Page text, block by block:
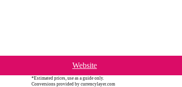
Website
*Estimated prices, use as a guide only.
Conversions provided by currencylayer.com